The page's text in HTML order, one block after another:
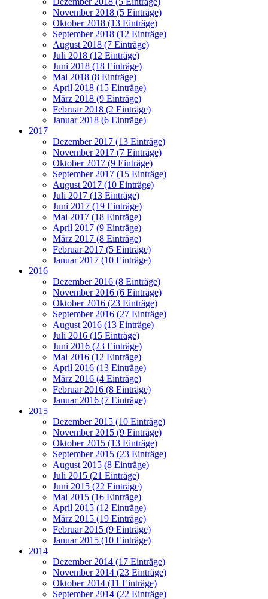
November 2018 (5 Einträge)
Oktober 2018 (13 Einträge)
September 2018 (12 Einträge)
August 2018 (7 Einträge)
Juli 2018 (12 Einträge)
Juni 2018 (18 Einträge)
Mai 2018 (8 Einträge)
April 2018 (15 Einträge)
März 2018 (9 Einträge)
Februar 2018 (2 Einträge)
Januar 2018 (6 Einträge)
2017
Dezember 2017 (13 Einträge)
November 2017 (7 Einträge)
Oktober 2017 (9 Einträge)
September 2017 (15 Einträge)
August 2017 (10 Einträge)
Juli 2017 (13 Einträge)
Juni 2017 (19 Einträge)
Mai 2017 (18 Einträge)
April 2017 (9 Einträge)
März 2017 (8 Einträge)
Februar 2017 (5 Einträge)
Januar 2017 (10 Einträge)
2016
Dezember 2016 (8 Einträge)
November 2016 (6 Einträge)
Oktober 2016 (23 Einträge)
September 2016 (27 Einträge)
August 2016 (13 Einträge)
Juli 2016 (15 Einträge)
Juni 2016 (23 Einträge)
Mai 2016 (12 Einträge)
April 2016 (13 Einträge)
März 2016 (4 Einträge)
Februar 2016 (8 Einträge)
Januar 2016 (7 Einträge)
2015
Dezember 2015 (10 Einträge)
November 2015 (9 Einträge)
Oktober 2015 (13 Einträge)
September 2015 (23 Einträge)
August 2015 (8 Einträge)
Juli 2015 (21 Einträge)
Juni 2015 (22 Einträge)
Mai 2015 (16 Einträge)
April 2015 (12 Einträge)
März 2015 (19 Einträge)
Februar 2015 (9 Einträge)
Januar 2015 (10 Einträge)
2014
Dezember 2014 (17 Einträge)
November 2014 (23 Einträge)
Oktober 2014 (11 Einträge)
September 2014 (22 Einträge)